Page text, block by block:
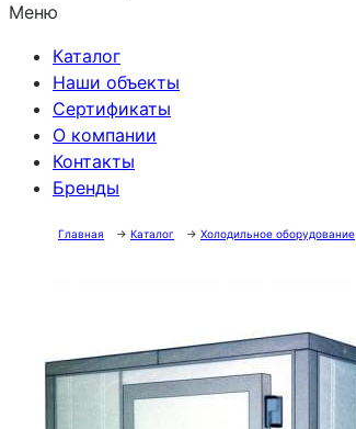
Меню
Каталог
Наши объекты
Сертификаты
О компании
Контакты
Бренды
Главная → Каталог → Холодильное оборудование